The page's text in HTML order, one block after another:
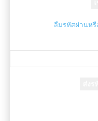
ลืมรหัสผ่านหรื